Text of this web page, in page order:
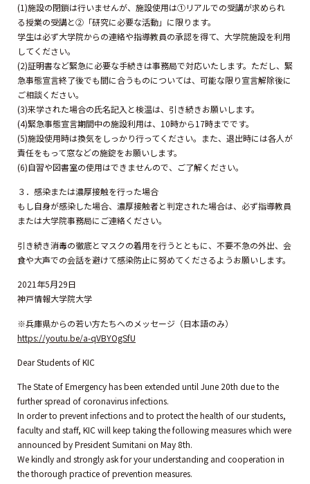
(1)施設の閉鎖は行いませんが、施設使用は①リアルでの受講が求められ
る授業の受講と②「研究に必要な活動」に限ります。
学生は必ず大学院からの連絡や指導教員の承認を得て、大学院施設を利用
してください。
(2)証明書など緊急に必要な手続きは事務局で対応いたします。ただし、緊
急事態宣言終了後でも間に合うものについては、可能な限り宣言解除後に
ご相談ください。
(3)来学された場合の氏名記入と検温は、引き続きお願いします。
(4)緊急事態宣言期間中の施設利用は、10時から17時までです。
(5)施設使用時は換気をしっかり行ってください。また、退出時には各人が
責任をもって窓などの施錠をお願いします。
(6)自習や図書室の使用はできませんので、ご了解ください。
３．感染または濃厚接触を行った場合
もし自身が感染した場合、濃厚接触者と判定された場合は、必ず指導教員
または大学院事務局にご連絡ください。
引き続き消毒の徹底とマスクの着用を行うとともに、不要不急の外出、会
食や大声での会話を避けて感染防止に努めてくださるようお願いします。
2021年5月29日
神戸情報大学院大学
※兵庫県からの若い方たちへのメッセージ（日本語のみ）
https://youtu.be/a-qVBYOgSfU
Dear Students of KIC
The State of Emergency has been extended until June 20th due to the
further spread of coronavirus infections.
In order to prevent infections and to protect the health of our students,
faculty and staff, KIC will keep taking the following measures which were
announced by President Sumitani on May 8th.
We kindly and strongly ask for your understanding and cooperation in
the thorough practice of prevention measures.